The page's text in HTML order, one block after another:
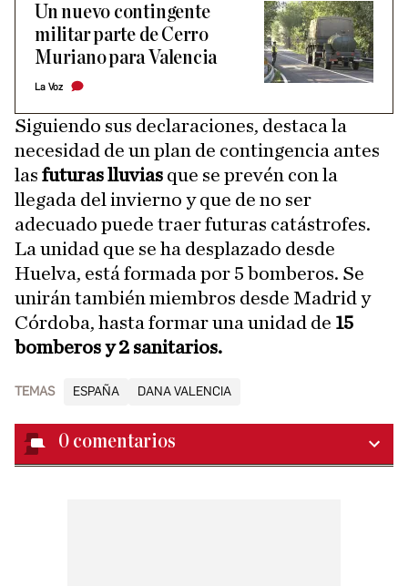
Un nuevo contingente
militar parte de Cerro
Muriano para Valencia
La Voz
Siguiendo sus declaraciones, destaca la
necesidad de un plan de contingencia antes
las futuras lluvias que se prevén con la
llegada del invierno y que de no ser
adecuado puede traer futuras catástrofes.
La unidad que se ha desplazado desde
Huelva, está formada por 5 bomberos. Se
unirán también miembros desde Madrid y
Córdoba, hasta formar una unidad de 15
bomberos y 2 sanitarios.
TEMAS ESPAÑA DANA VALENCIA
0 comentarios